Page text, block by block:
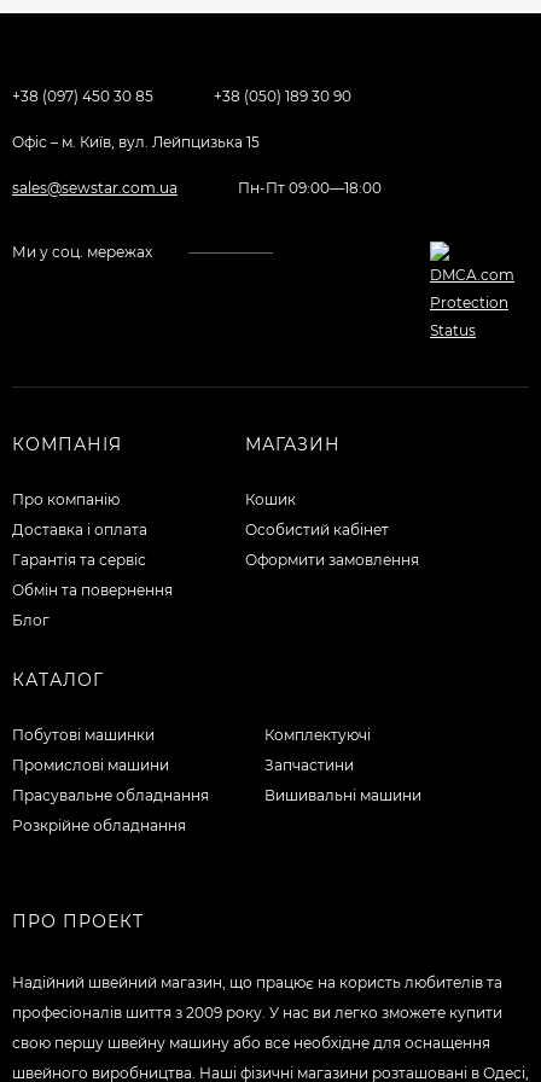
+38 (097) 450 30 85 +38 (050) 189 30 90
Офіс – м. Київ, вул. Лейпцизька 15
sales@sewstar.com.ua Пн-Пт 09:00—18:00
Ми у соц. мережах
КОМПАНІЯ
Про компанію
Доставка і оплата
Гарантія та сервіс
Обмін та повернення
Блог
МАГАЗИН
Кошик
Особистий кабінет
Оформити замовлення
КАТАЛОГ
Побутові машинки
Промислові машини
Прасувальне обладнання
Розкрійне обладнання
Комплектуючі
Запчастини
Вишивальні машини
ПРО ПРОЕКТ
Надійний швейний магазин, що працює на користь любителів та
професіоналів шиття з 2009 року. У нас ви легко зможете купити
свою першу швейну машину або все необхідне для оснащення
швейного виробництва. Наші фізичні магазини розташовані в Одесі,